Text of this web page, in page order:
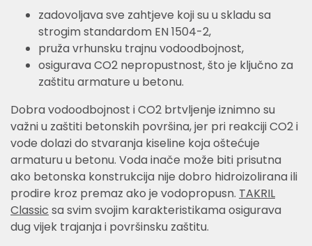
zadovoljava sve zahtjeve koji su u skladu sa
strogim standardom EN 1504-2,
pruža vrhunsku trajnu vodoodbojnost,
osigurava CO2 nepropustnost, što je ključno za
zaštitu armature u betonu.
Dobra vodoodbojnost i CO2 brtvljenje iznimno su
važni u zaštiti betonskih površina, jer pri reakciji CO2 i
vode dolazi do stvaranja kiseline koja oštećuje
armaturu u betonu. Voda inače može biti prisutna
ako betonska konstrukcija nije dobro hidroizolirana ili
prodire kroz premaz ako je vodopropusn. TAKRIL
Classic sa svim svojim karakteristikama osigurava
dug vijek trajanja i površinsku zaštitu.